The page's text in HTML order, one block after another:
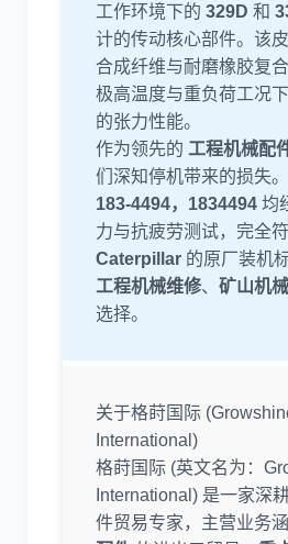
尼桑
工作环境下的 329D 和
计的传动核心部件。该
合成纤维与耐磨橡胶复
极高温度与重负荷工况
的张力性能。
作为领先的 工程机械配
们深知停机带来的损失
183-4494，1834494 均
力与抗疲劳测试，完全
Caterpillar 的原厂装机
工程机械维修、 矿山机
选择。
关于格莳国际
International)
格莳国际 (英文名为：
International) 是一家深
件贸易专家，主营业务涵